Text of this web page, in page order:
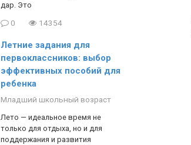
дар. Это
0 14354
Летние задания для
первоклассников: выбор
эффективных пособий для
ребенка
Младший школьный возраст
Лето — идеальное время не
только для отдыха, но и для
поддержания и развития